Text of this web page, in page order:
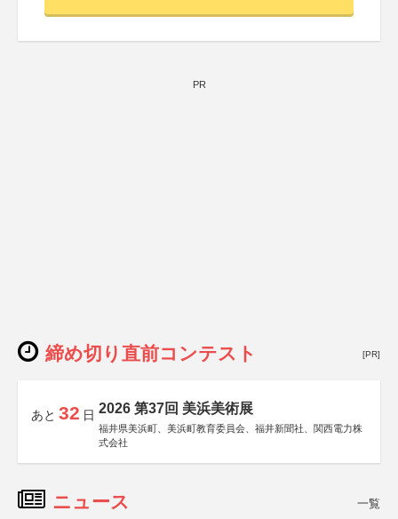
PR
締め切り直前コンテスト [PR]
あと 32 日 2026 第37回 美浜美術展
福井県美浜町、美浜町教育委員会、福井新聞社、関西電力株
式会社
ニュース 一覧